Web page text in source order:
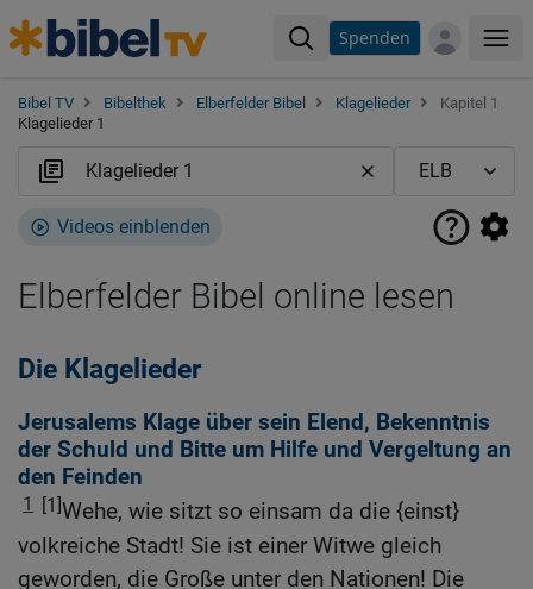
Spenden
Bibel TV Bibelthek Elberfelder Bibel Klagelieder
Kapitel 1
Klagelieder 1
Videos einblenden
Elberfelder Bibel online lesen
Die Klagelieder
Jerusalems Klage über sein Elend, Bekenntnis
der Schuld und Bitte um Hilfe und Vergeltung an
den Feinden
1 [1]Wehe, wie sitzt so einsam da die {einst}
volkreiche Stadt! Sie ist einer Witwe gleich
geworden, die Große unter den Nationen! Die